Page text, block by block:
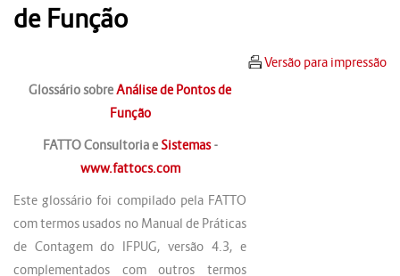
de Função
Versão para impressão
Glossário sobreAnálise de Pontos de
Função
FATTO Consultoria e Sistemas-
www.fattocs.com
Este glossário foi compilado pela FATTO
com termos usados no Manual de Práticas
de Contagem do IFPUG, versão 4.3, e
complementados com outros termos